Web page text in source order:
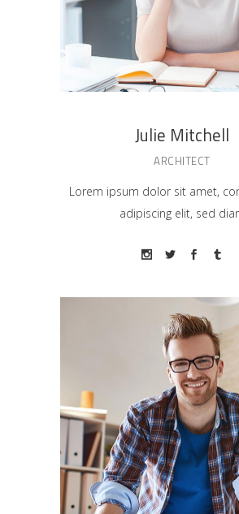
Julie Mitchell
ARCHITECT
Lorem ipsum dolor sit amet,
adipiscing elit, sed